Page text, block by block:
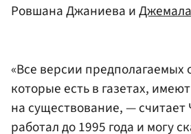
Ровшана Джаниева и
«Все версии предполагаемых
которые есть в газетах,
на существование, —
работал до 1995 года и могу